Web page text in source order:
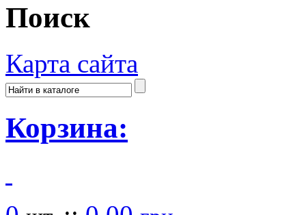
Поиск
Карта сайта
Корзина: